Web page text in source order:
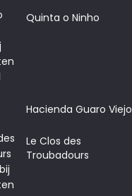
Quinta o Ninho
Hacienda Guaro Viejo
Le Clos des
Troubadours